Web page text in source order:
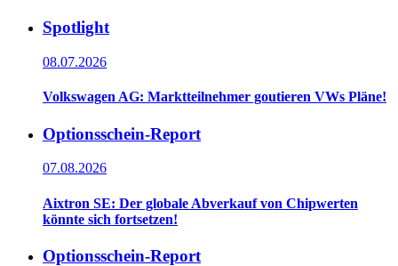
Spotlight
08.07.2026
Volkswagen AG: Marktteilnehmer goutieren VWs Pläne!
Optionsschein-Report
07.08.2026
Aixtron SE: Der globale Abverkauf von Chipwerten
könnte sich fortsetzen!
Optionsschein-Report